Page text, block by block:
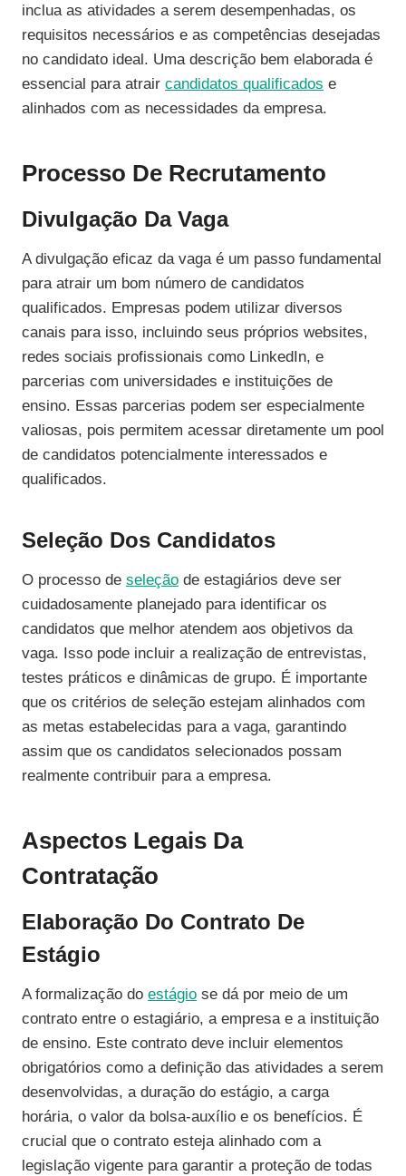
inclua as atividades a serem desempenhadas, os
requisitos necessários e as competências desejadas
no candidato ideal. Uma descrição bem elaborada é
essencial para atrair candidatos qualificados e
alinhados com as necessidades da empresa.
Processo De Recrutamento
Divulgação Da Vaga
A divulgação eficaz da vaga é um passo fundamental
para atrair um bom número de candidatos
qualificados. Empresas podem utilizar diversos
canais para isso, incluindo seus próprios websites,
redes sociais profissionais como LinkedIn, e
parcerias com universidades e instituições de
ensino. Essas parcerias podem ser especialmente
valiosas, pois permitem acessar diretamente um pool
de candidatos potencialmente interessados e
qualificados.
Seleção Dos Candidatos
O processo de seleção de estagiários deve ser
cuidadosamente planejado para identificar os
candidatos que melhor atendem aos objetivos da
vaga. Isso pode incluir a realização de entrevistas,
testes práticos e dinâmicas de grupo. É importante
que os critérios de seleção estejam alinhados com
as metas estabelecidas para a vaga, garantindo
assim que os candidatos selecionados possam
realmente contribuir para a empresa.
Aspectos Legais Da
Contratação
Elaboração Do Contrato De
Estágio
A formalização do estágio se dá por meio de um
contrato entre o estagiário, a empresa e a instituição
de ensino. Este contrato deve incluir elementos
obrigatórios como a definição das atividades a serem
desenvolvidas, a duração do estágio, a carga
horária, o valor da bolsa-auxílio e os benefícios. É
crucial que o contrato esteja alinhado com a
legislação vigente para garantir a proteção de todas